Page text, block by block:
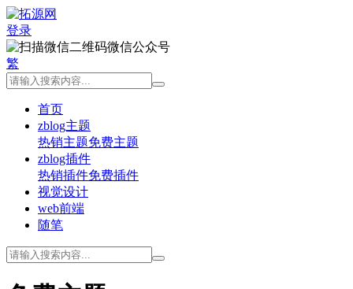
登录
微信公众号
繁
首页
zblog主题
热销主题免费主题
zblog插件
热销插件免费插件
视觉设计
web前端
随笔